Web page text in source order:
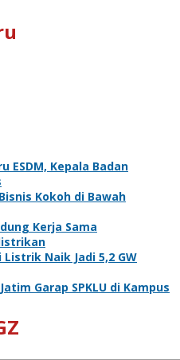
ESDM, Kepala Badan
Kokoh di Bawah
Kerja Sama
Naik Jadi 5,2 GW
Garap SPKLU di Kampus